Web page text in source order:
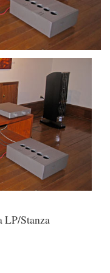
LP/Stanza